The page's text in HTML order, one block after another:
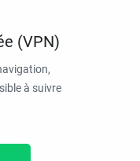
(VPN)
à suivre